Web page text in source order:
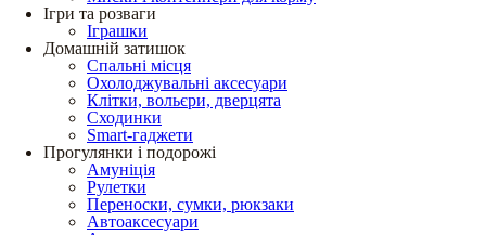
Ігри та розваги
Іграшки
Домашній затишок
Спальні місця
Охолоджувальні аксесуари
Клітки, вольєри, дверцята
Сходинки
Smart-гаджети
Прогулянки і подорожі
Амуніція
Рулетки
Переноски, сумки, рюкзаки
Автоаксесуари